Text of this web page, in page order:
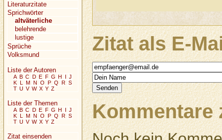
Zitat als E-
Kommentare
Literaturzitate
Sprichwörter
altväterliche
belehrende
lustige
Sprüche
Volksmund
Liste der Autoren
A B C D E F G H I J
K L M N O P Q R S
T U V W X Y Z
Liste der Themen
A B C D E F G H I J
K L M N O P Q R S
T U V W X Y Z
Zitat einsenden